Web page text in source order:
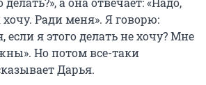
хочу. Ради меня». Я говорю:
если я этого делать не хочу? Мне
Но потом все-таки
Дарья.